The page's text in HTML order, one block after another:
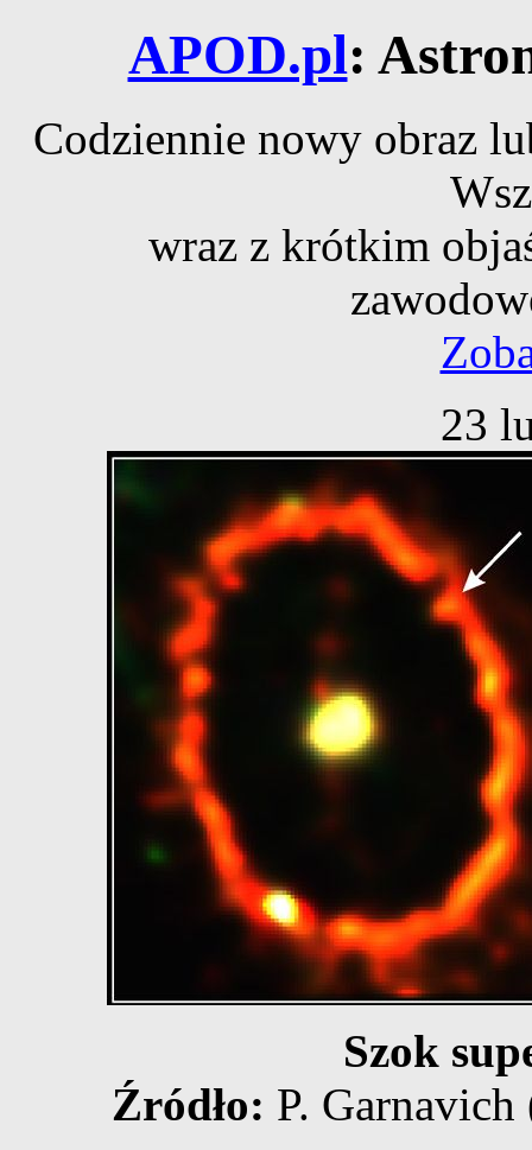
APOD.pl:
Codziennie nowy obraz
wraz z krótkim
23
Szok
Źródło: P. Garnavich